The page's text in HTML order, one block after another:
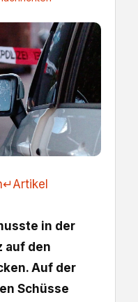
↵Artikel
in der
auf den
Auf der
Schüsse